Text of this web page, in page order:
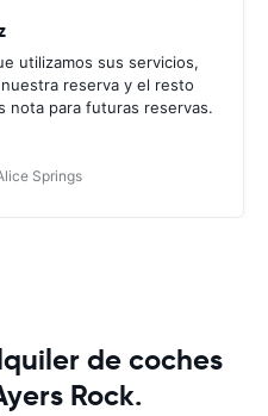
utilizamos sus servicios,
reserva y el resto
nota para futuras reservas.
Springs
de coches
Rock.